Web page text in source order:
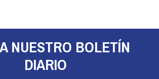
NUESTRO BOLETÍN
DIARIO